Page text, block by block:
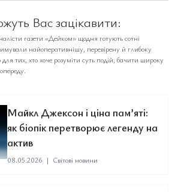
Вас зацікавити:
газети «Дейком» щодня готують сотні
найоперативнішу, перевірену й глибоку
тих, хто хоче розуміти суть подій, бачити широку
Майкл Джексон і ціна пам’яті:
як біопік перетворює легенду на
актив
08.05.2026 | Світові новини